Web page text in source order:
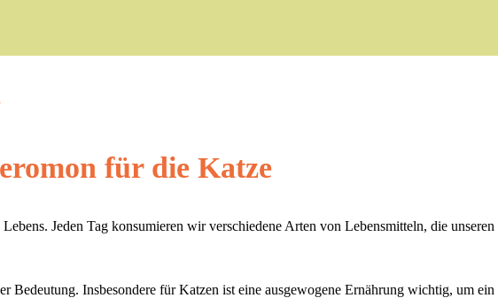
für die Katze
Jeden Tag konsumieren wir verschiedene Arten von Lebensmitteln, die
Bedeutung. Insbesondere für Katzen ist eine ausgewogene Ernährung wichtig, um